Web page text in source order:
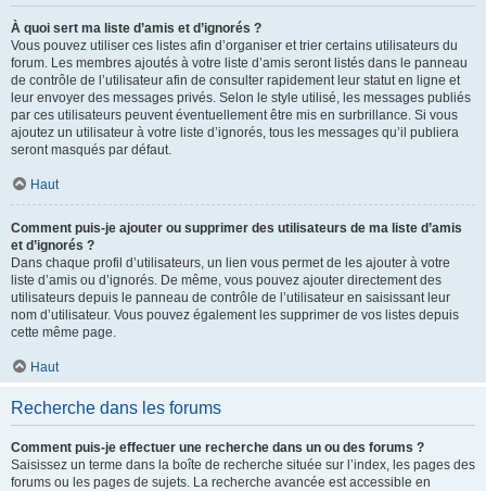
À quoi sert ma liste d’amis et d’ignorés ?
Vous pouvez utiliser ces listes afin d’organiser et trier certains utilisateurs du
forum. Les membres ajoutés à votre liste d’amis seront listés dans le panneau
de contrôle de l’utilisateur afin de consulter rapidement leur statut en ligne et
leur envoyer des messages privés. Selon le style utilisé, les messages publiés
par ces utilisateurs peuvent éventuellement être mis en surbrillance. Si vous
ajoutez un utilisateur à votre liste d’ignorés, tous les messages qu’il publiera
seront masqués par défaut.
Haut
Comment puis-je ajouter ou supprimer des utilisateurs de ma liste d’amis
et d’ignorés ?
Dans chaque profil d’utilisateurs, un lien vous permet de les ajouter à votre
liste d’amis ou d’ignorés. De même, vous pouvez ajouter directement des
utilisateurs depuis le panneau de contrôle de l’utilisateur en saisissant leur
nom d’utilisateur. Vous pouvez également les supprimer de vos listes depuis
cette même page.
Haut
Recherche dans les forums
Comment puis-je effectuer une recherche dans un ou des forums ?
Saisissez un terme dans la boîte de recherche située sur l’index, les pages des
forums ou les pages de sujets. La recherche avancée est accessible en